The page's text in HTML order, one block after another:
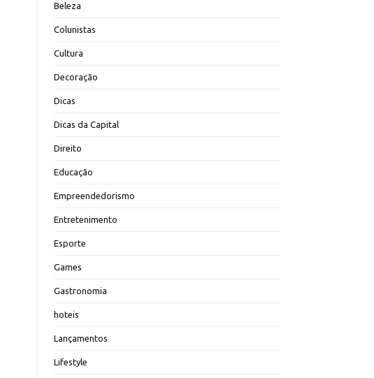
Beleza
Colunistas
Cultura
Decoração
Dicas
Dicas da Capital
Direito
Educação
Empreendedorismo
Entretenimento
Esporte
Games
Gastronomia
hoteis
Lançamentos
Lifestyle